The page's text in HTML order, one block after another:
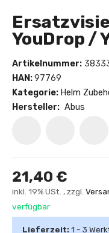
YouDrop /
Artikelnummer:
HAN:97769
Kategorie: Helm
Hersteller: Abus
21,40 €
inkl. 19% USt. , zzgl.
verfügbar
Lieferzeit: 1 - 3